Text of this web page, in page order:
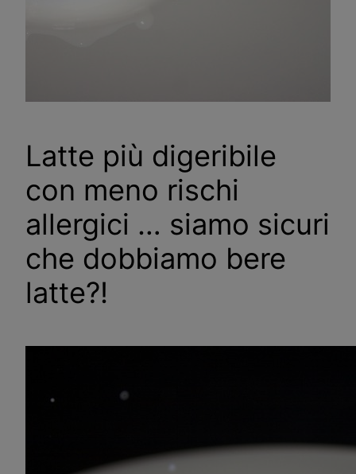
Latte più digeribile
con meno rischi
allergici … siamo sicuri
che dobbiamo bere
latte?!